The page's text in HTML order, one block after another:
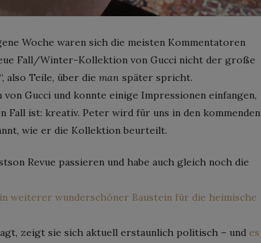
Woche waren sich die meisten Kommentatoren
Fall/Winter-Kollektion von Gucci nicht der große
also Teile, über die man später spricht.
Gucci und konnte einige Impressionen einfangen,
Fall ist: kreativ. Peter wird für uns in den kommenden
wie er die Kollektion beurteilt.
Revue passieren und habe auch gleich noch die
weiterer wunderschöner Baustein für die heimische
zeigt sie sich aktuell erstaunlich politisch – und es